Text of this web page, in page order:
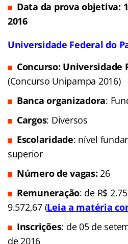
Data da prova objetiva:
2016
Universidade Federal do
Concurso: Universidade
(Concurso Unipampa 2016)
Banca organizadora:
Cargos: Diversos
Escolaridade: nível
superior
Número de vagas:26
Remuneração: de R$
9.572,67 (Leia a matéria
Inscrições: de 05 de
de 2016